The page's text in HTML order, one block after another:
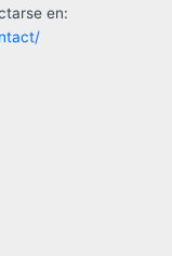
en: